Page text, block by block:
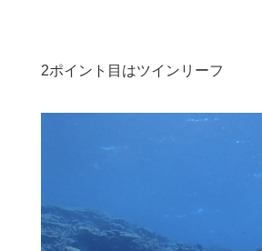
2ポイント目はツインリーフ